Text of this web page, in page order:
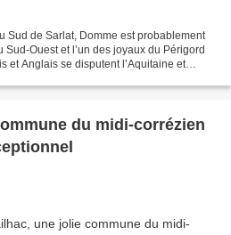
Sud de Sarlat, Domme est probablement
Ouest et l’un des joyaux du Périgord
et Anglais se disputent l’Aquitaine et
du midi-corrézien